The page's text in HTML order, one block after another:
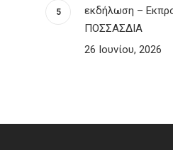
εκδήλωση –
ΠΟΣΣΑΣΔΙΑ
26 Ιουνίου, 2026